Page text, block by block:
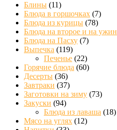
Блины (11)
Блюда в горшочках (7)
Блюда из курицы (78)
Блюда на второе и на ужин
Блюда на Пасху (7)
Выпечка (119)
Печенье (22)
Горячие блюда (60)
Десерты (36)
Завтраки (37)
Заготовки на зиму (73)
Закуски (94)
Блюда из лаваша (18)
Мясо на углях (12)